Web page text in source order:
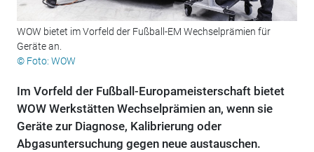
WOW bietet im Vorfeld der Fußball-EM Wechselprämien für
Geräte an.
© Foto: WOW
Im Vorfeld der Fußball-Europameisterschaft bietet
WOW Werkstätten Wechselprämien an, wenn sie
Geräte zur Diagnose, Kalibrierung oder
Abgasuntersuchung gegen neue austauschen.